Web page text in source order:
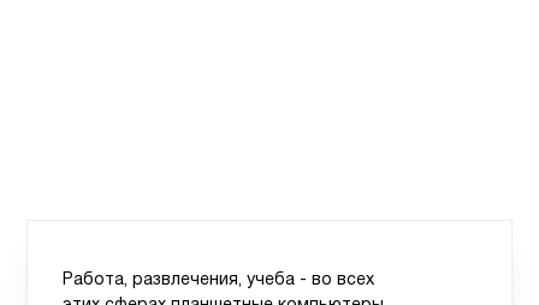
Работа, развлечения, учеба - во всех